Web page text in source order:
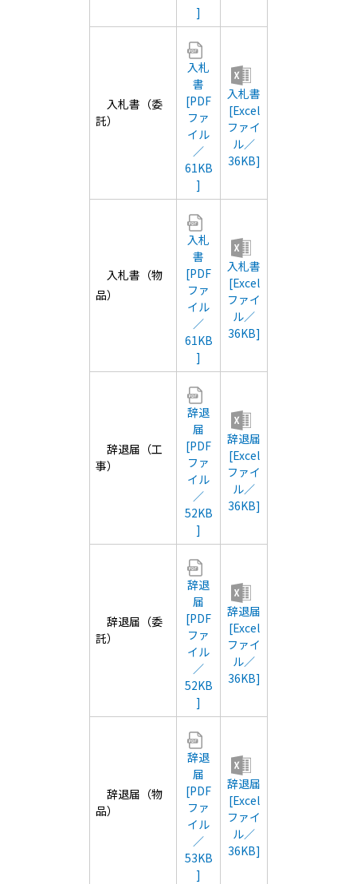
]
入札書（委
託）
入札
書
[PDF
ファ
イル
／
61KB
]
入札書
[Excel
ファイ
ル／
36KB]
入札書（物
品）
入札
書
[PDF
ファ
イル
／
61KB
]
入札書
[Excel
ファイ
ル／
36KB]
辞退届（工
事）
辞退
届
[PDF
ファ
イル
／
52KB
]
辞退届
[Excel
ファイ
ル／
36KB]
辞退届（委
託）
辞退
届
[PDF
ファ
イル
／
52KB
]
辞退届
[Excel
ファイ
ル／
36KB]
辞退届（物
品）
辞退
届
[PDF
ファ
イル
／
53KB
]
辞退届
[Excel
ファイ
ル／
36KB]